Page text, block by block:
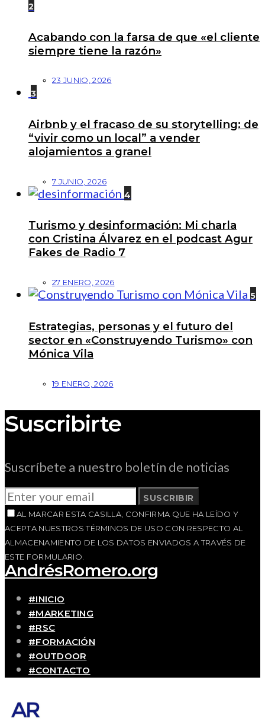
2
Acabando con la farsa de que «el cliente
siempre tiene la razón»
23 JUNIO, 2026
3
Airbnb y el fracaso de su storytelling: de
“vivir como un local” a vender
alojamientos a granel
7 JUNIO, 2026
4
Turismo y desinformación: Mi charla
con Cristina Álvarez en el podcast Agur
Fakes de Radio 7
27 ENERO, 2026
5
Estrategias, personas y el futuro del
sector en «Construyendo Turismo» con
Mónica Vila
19 ENERO, 2026
Suscribirte
Suscríbete a nuestro boletín de noticias
SUSCRIBIR
AL MARCAR ESTA CASILLA, CONFIRMA QUE HA LEÍDO Y
ACEPTA NUESTROS TÉRMINOS DE USO CON RESPECTO AL
ALMACENAMIENTO DE LOS DATOS ENVIADOS A TRAVÉS DE
ESTE FORMULARIO.
AndrésRomero.org
#INICIO
#MARKETING
#RSC
#FORMACIÓN
#OUTDOOR
#CONTACTO
Blog personal y profesional de Andrés Romero.